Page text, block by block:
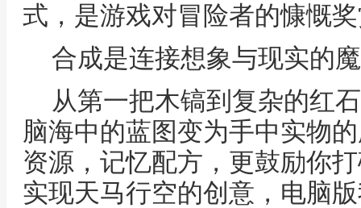
式，是游戏对冒险者的慷慨
合成是连接想象与现实的
从第一把木镐到复杂的红
脑海中的蓝图变为手中实物
资源，记忆配方，更鼓励你
实现天马行空的创意，电脑